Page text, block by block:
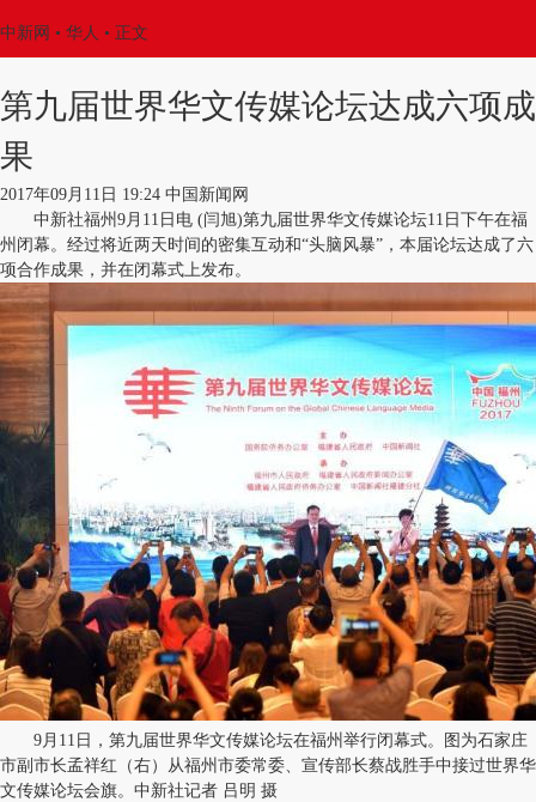
中新网 • 华人 • 正文
第九届世界华文传媒论坛达成六项成
果
2017年09月11日 19:24 中国新闻网
中新社福州9月11日电 (闫旭)第九届世界华文传媒论坛11日下午在福
州闭幕。经过将近两天时间的密集互动和“头脑风暴”，本届论坛达成了六
项合作成果，并在闭幕式上发布。
9月11日，第九届世界华文传媒论坛在福州举行闭幕式。图为石家庄
市副市长孟祥红（右）从福州市委常委、宣传部长蔡战胜手中接过世界华
文传媒论坛会旗。中新社记者 吕明 摄